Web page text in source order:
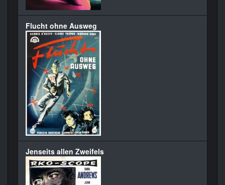
Flucht ohne Ausweg
Jenseits allen Zweifels